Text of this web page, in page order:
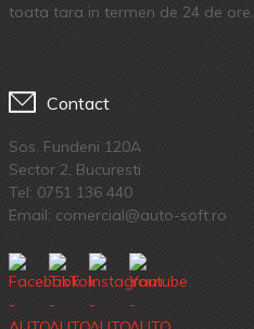
toata tara in termen de 24 de ore.
Contact
Sos. Fundeni 120A
Sector 2, Bucuresti
Tel: 0751 136 440
Email: comercial@auto-soft.ro